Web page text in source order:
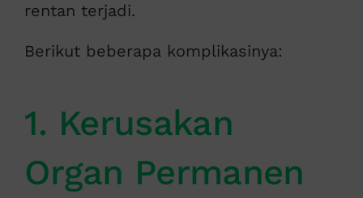
rentan terjadi.
Berikut beberapa komplikasinya:
1. Kerusakan
Organ Permanen